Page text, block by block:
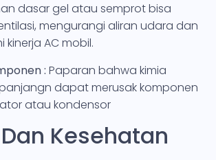
dasar gel atau semprot bisa
mengurangi aliran udara dan
AC mobil.
: Paparan bahwa kimia
dapat merusak komponen
atau kondensor
Kesehatan